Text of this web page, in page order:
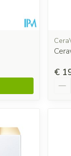
€